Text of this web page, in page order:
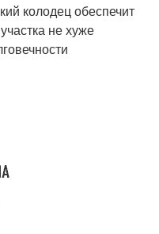
колодец обеспечит
не хуже